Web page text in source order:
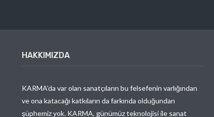
HAKKIMIZDA
KARMA’da var olan sanatçıların bu felsefenin varlığından
ve ona katacağı katkıların da farkında olduğundan
şüphemiz yok. KARMA, günümüz teknolojisi ile sanat